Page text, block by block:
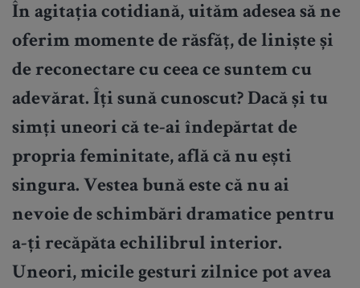
În agitația cotidiană, uităm adesea să ne
oferim momente de răsfăț, de liniște și
de reconectare cu ceea ce suntem cu
adevărat. Îți sună cunoscut? Dacă și tu
simți uneori că te-ai îndepărtat de
propria feminitate, află că nu ești
singura. Vestea bună este că nu ai
nevoie de schimbări dramatice pentru
a-ți recăpăta echilibrul interior.
Uneori, micile gesturi zilnice pot avea